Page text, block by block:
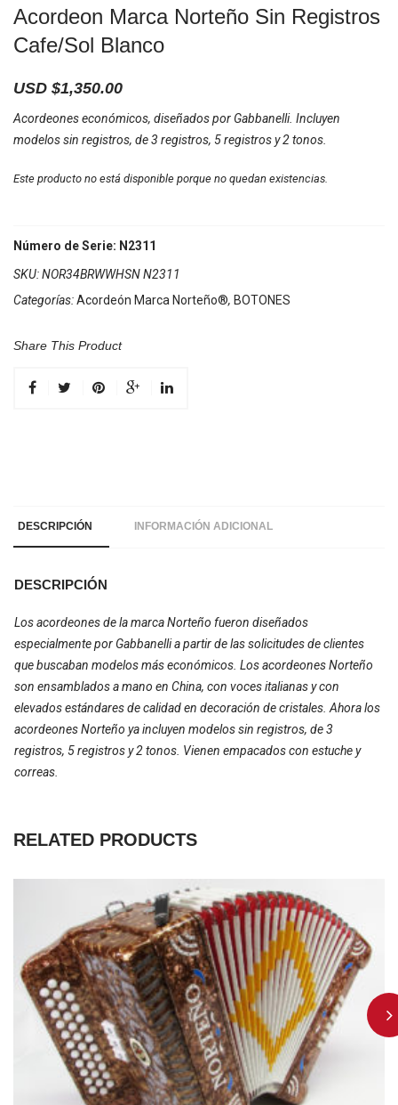
Acordeon Marca Norteño Sin Registros
Cafe/Sol Blanco
USD $1,350.00
Acordeones económicos, diseñados por Gabbanelli. Incluyen
modelos sin registros, de 3 registros, 5 registros y 2 tonos.
Este producto no está disponible porque no quedan existencias.
Número de Serie: N2311
SKU:NOR34BRWWHSN N2311
Categorías:Acordeón Marca Norteño®, BOTONES
Share This Product
DESCRIPCIÓN INFORMACIÓN ADICIONAL
DESCRIPCIÓN
Los acordeones de la marca Norteño fueron diseñados
especialmente por Gabbanelli a partir de las solicitudes de clientes
que buscaban modelos más económicos. Los acordeones Norteño
son ensamblados a mano en China, con voces italianas y con
elevados estándares de calidad en decoración de cristales. Ahora los
acordeones Norteño ya incluyen modelos sin registros, de 3
registros, 5 registros y 2 tonos. Vienen empacados con estuche y
correas.
RELATED PRODUCTS